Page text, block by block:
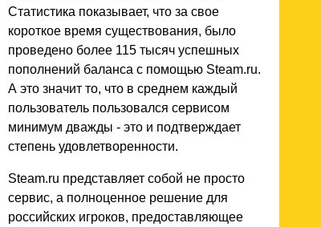
Статистика показывает, что за свое
короткое время существования, было
проведено более 115 тысяч успешных
пополнений баланса с помощью Steam.ru.
А это значит то, что в среднем каждый
пользователь пользовался сервисом
минимум дважды - это и подтверждает
степень удовлетворенности.
Steam.ru представляет собой не просто
сервис, а полноценное решение для
российских игроков, предоставляющее